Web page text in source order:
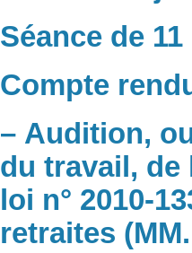
Séance de
Compte
– Audition,
du travail, de
loi n° 2010-
retraites